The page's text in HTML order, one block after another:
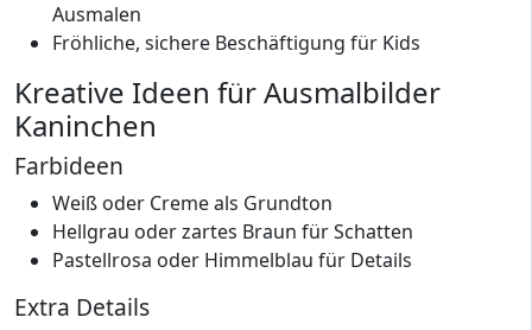
Ausmalen
Fröhliche, sichere Beschäftigung für Kids
Kreative Ideen für Ausmalbilder
Kaninchen
Farbideen
Weiß oder Creme als Grundton
Hellgrau oder zartes Braun für Schatten
Pastellrosa oder Himmelblau für Details
Extra Details